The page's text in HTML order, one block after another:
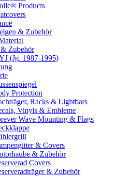
Products
& Zubehör
Zubehör
(Jg. 1987-1995)
Protection
Racks & Lightbars
Vinyls & Embleme
Wave Mounting & Flags
& Covers
& Zubehör
Covers
& Zubehör